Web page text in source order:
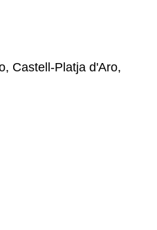
Castell-Platja d'Aro,